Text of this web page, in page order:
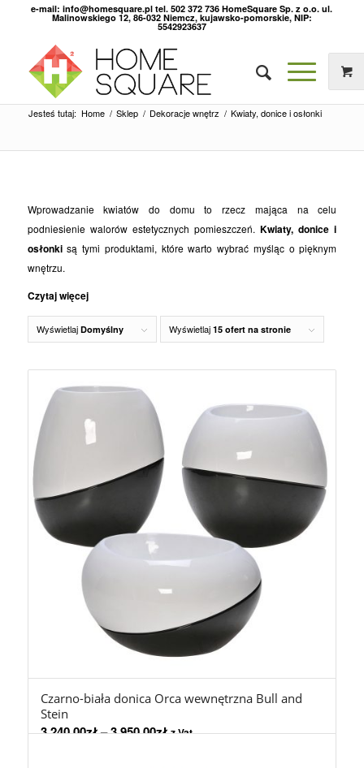
e-mail: info@homesquare.pl tel. 502 372 736 HomeSquare Sp. z o.o. ul.
Malinowskiego 12, 86-032 Niemcz, kujawsko-pomorskie, NIP:
5542923637
Jesteś tutaj: Home / Sklep / Dekoracje wnętrz / Kwiaty, donice i osłonki
Wprowadzanie kwiatów do domu to rzecz mająca na celu
podniesienie walorów estetycznych pomieszczeń.Kwiaty, donice i
osłonkisą tymi produktami, które warto wybrać myśląc o pięknym
wnętrzu.
Czytaj więcej
Wyświetlaj Domyślny Wyświetlaj 15 ofert na stronie
Czarno-biała donica Orca wewnętrzna Bull and
Stein
3.240,00zł–3.950,00zł z Vat